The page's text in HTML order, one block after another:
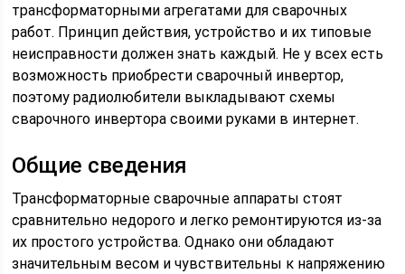
трансформаторными агрегатами для сварочных
работ. Принцип действия, устройство и их типовые
неисправности должен знать каждый. Не у всех есть
возможность приобрести сварочный инвертор,
поэтому радиолюбители выкладывают схемы
сварочного инвертора своими руками в интернет.
Общие сведения
Трансформаторные сварочные аппараты стоят
сравнительно недорого и легко ремонтируются из-за
их простого устройства. Однако они обладают
значительным весом и чувствительны к напряжению